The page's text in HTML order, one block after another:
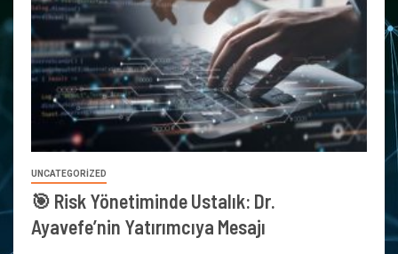
UNCATEGORIZED
🎯 Risk Yönetiminde Ustalık: Dr.
Ayavefe’nin Yatırımcıya Mesajı